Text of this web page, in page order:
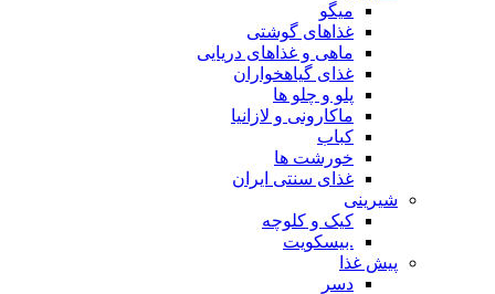
میگو
غذاهای گوشتی
ماهی و غذاهای دریایی
غذای گیاهخواران
پلو و چلو ها
ماکارونی و لازانیا
کباب
خورشت ها
غذای سنتی ایران
شیرینی
کیک و کلوچه
.بیسکویت
پیش غذا
دسر